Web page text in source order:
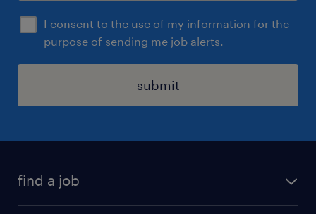
I consent to the use of my information for the
purpose of sending me job alerts.
submit
find a job